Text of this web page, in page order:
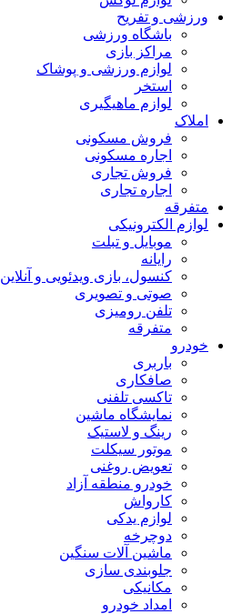
ورزشی و تفریح
باشگاه ورزشی
مراکز بازی
لوازم ورزشی و پوشاک
استخر
لوازم ماهیگیری
املاک
فروش مسکونی
اجاره مسکونی
فروش تجاری
اجاره تجاری
متفرقه
لوازم الکترونیکی
موبایل و تبلت
رایانه
کنسول، بازی‌ ویدئویی و آنلاین
صوتی و تصویری
تلفن رومیزی
متفرقه
خودرو
باربری
صافکاری
تاکسی تلفنی
نمایشگاه ماشین
رینگ و لاستیک
موتور سیکلت
تعویض روغنی
خودرو منطقه آزاد
کارواش
لوازم یدکی
دوچرخه
ماشین آلات سنگین
جلوبندی سازی
مکانیکی
امداد خودرو